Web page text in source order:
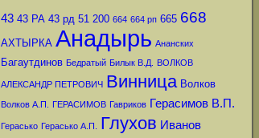
43 43 РА 43 рд 51 200 664 664 рп 665 668
АХТЫРКА Анадырь Ананских
Багаутдинов Бедратый Билык В.Д. ВОЛКОВ
АЛЕКСАНДР ПЕТРОВИЧ Винница Волков
Волков А.П. ГЕРАСИМОВ Гавриков Герасимов В.П.
Герасько Герасько А.П. Глухов Иванов